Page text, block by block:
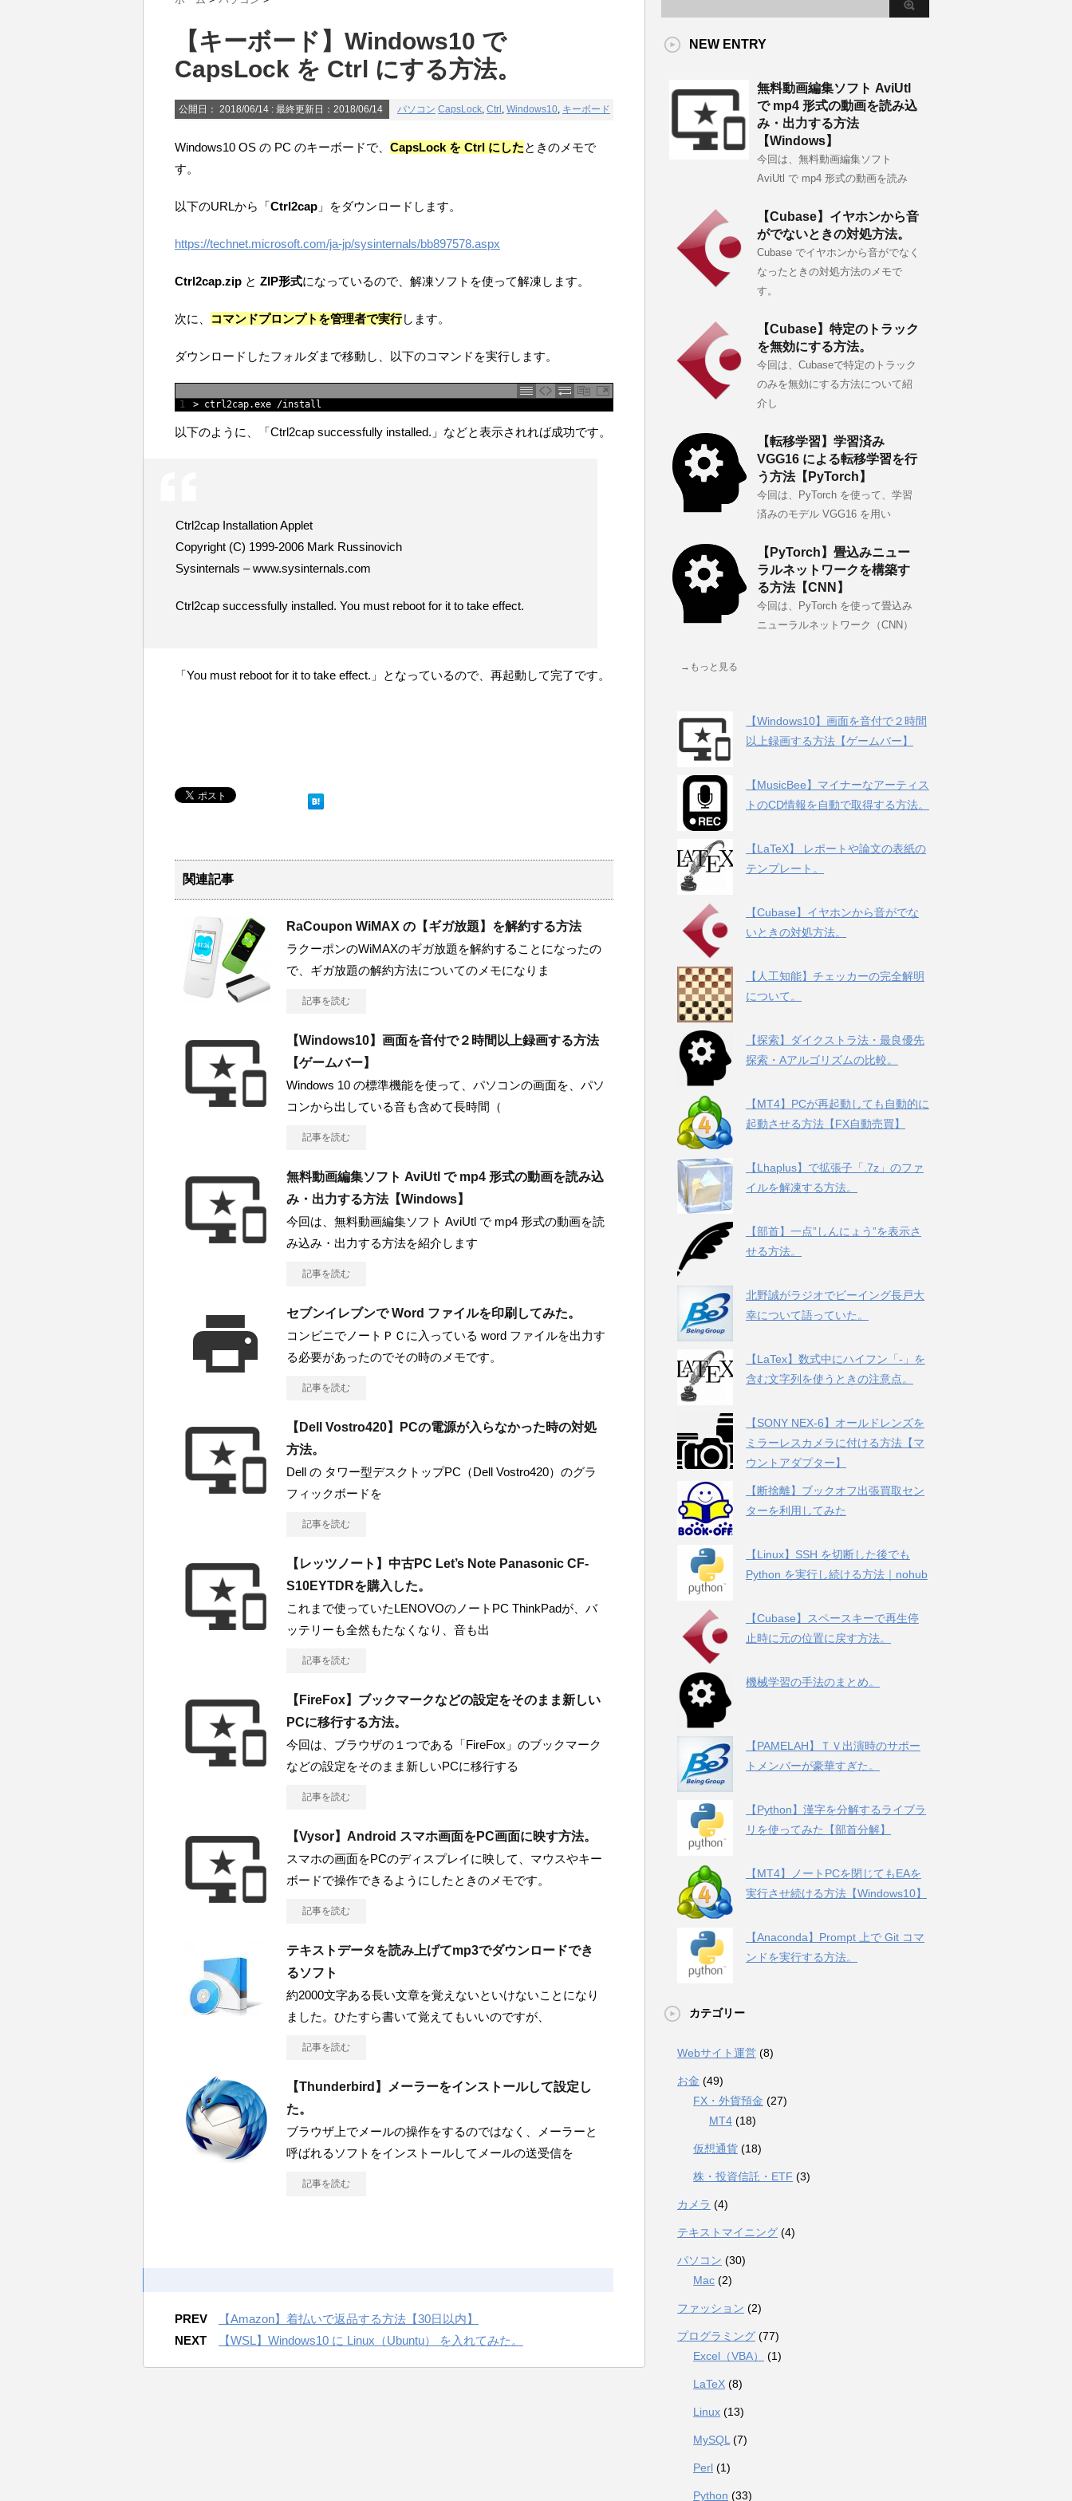
【キーボード】Windows10 で
CapsLock を Ctrl にする方法。
公開日： 2018/06/14 : 最終更新日：2018/06/14 パソコン CapsLock, Ctrl , Windows10, キーボード
Windows10 OS の PC のキーボードで、 CapsLock を Ctrl にしたときのメモで
す。
以下のURLから「Ctrl2cap 」をダウンロードします。
https://technet.microsoft.com/ja-jp/sysinternals/bb897578.aspx
Ctrl2cap.zip と ZIP形式になっているので、解凍ソフトを使って解凍します。
次に、 コマンドプロンプトを管理者で実行します。
ダウンロードしたフォルダまで移動し、以下のコマンドを実行します。
1 > ctrl2cap.exe /install
以下のように、「Ctrl2cap successfully installed.」などと表示されれば成功です。
Ctrl2cap Installation Applet
Copyright (C) 1999-2006 Mark Russinovich
Sysinternals – www.sysinternals.com
Ctrl2cap successfully installed. You must reboot for it to take effect.
「You must reboot for it to take effect.」となっているので、再起動して完了です。
関連記事
RaCoupon WiMAX の【ギガ放題】を解約する方法
ラクーポンのWiMAXのギガ放題を解約することになったの
で、ギガ放題の解約方法についてのメモになりま
記事を読む
【Windows10】画面を音付で２時間以上録画する方法
【ゲームバー】
Windows 10 の標準機能を使って、パソコンの画面を、パソ
コンから出している音も含めて長時間（
記事を読む
無料動画編集ソフト AviUtl で mp4 形式の動画を読み込
み・出力する方法【Windows】
今回は、無料動画編集ソフト AviUtl で mp4 形式の動画を読
み込み・出力する方法を紹介します
記事を読む
セブンイレブンで Word ファイルを印刷してみた。
コンビニでノートＰＣに入っている word ファイルを出力す
る必要があったのでその時のメモです。
記事を読む
【Dell Vostro420】PCの電源が入らなかった時の対処
方法。
Dell の タワー型デスクトップPC（Dell Vostro420）のグラ
フィックボードを
記事を読む
【レッツノート】中古PC Let’s Note Panasonic CF-
S10EYTDRを購入した。
これまで使っていたLENOVOのノートPC ThinkPadが、バ
ッテリーも全然もたなくなり、音も出
記事を読む
【FireFox】ブックマークなどの設定をそのまま新しい
PCに移行する方法。
今回は、ブラウザの１つである「FireFox」のブックマーク
などの設定をそのまま新しいPCに移行する
記事を読む
【Vysor】Android スマホ画面をPC画面に映す方法。
スマホの画面をPCのディスプレイに映して、マウスやキー
ボードで操作できるようにしたときのメモです。
記事を読む
テキストデータを読み上げてmp3でダウンロードでき
るソフト
約2000文字ある長い文章を覚えないといけないことになり
ました。ひたすら書いて覚えてもいいのですが、
記事を読む
【Thunderbird】メーラーをインストールして設定し
た。
ブラウザ上でメールの操作をするのではなく、メーラーと
呼ばれるソフトをインストールしてメールの送受信を
記事を読む
PREV
【Amazon】着払いで返品する方法【30日以内】
NEXT
【WSL】Windows10 に Linux（Ubuntu） を入れてみた。
NEW ENTRY
無料動画編集ソフト AviUtl
で mp4 形式の動画を読み込
み・出力する方法
【Windows】
今回は、無料動画編集ソフト
AviUtl で mp4 形式の動画を読み
【Cubase】イヤホンから音
がでないときの対処方法。
Cubase でイヤホンから音がでなく
なったときの対処方法のメモで
す。
【Cubase】特定のトラック
を無効にする方法。
今回は、Cubaseで特定のトラック
のみを無効にする方法について紹
介し
【転移学習】学習済み
VGG16 による転移学習を行
う方法【PyTorch】
今回は、PyTorch を使って、学習
済みのモデル VGG16 を用い
【PyTorch】畳込みニュー
ラルネットワークを構築す
る方法【CNN】
今回は、PyTorch を使って畳込み
ニューラルネットワーク（CNN）
→もっと見る
【Windows10】画面を音付で２時間
以上録画する方法【ゲームバー】
【MusicBee】マイナーなアーティス
トのCD情報を自動で取得する方法。
【LaTeX】 レポートや論文の表紙の
テンプレート。
【Cubase】イヤホンから音がでな
いときの対処方法。
【人工知能】チェッカーの完全解明
について。
【探索】ダイクストラ法・最良優先
探索・Aアルゴリズムの比較。
【MT4】PCが再起動しても自動的に
起動させる方法【FX自動売買】
【Lhaplus】で拡張子「.7z」のファ
イルを解凍する方法。
【部首】一点”しんにょう”を表示さ
せる方法。
北野誠がラジオでビーイング長戸大
幸について語っていた。
【LaTex】数式中にハイフン「-」を
含む文字列を使うときの注意点。
【SONY NEX-6】オールドレンズを
ミラーレスカメラに付ける方法【マ
ウントアダプター】
【断捨離】ブックオフ出張買取セン
ターを利用してみた
【Linux】SSH を切断した後でも
Python を実行し続ける方法｜nohub
【Cubase】スペースキーで再生停
止時に元の位置に戻す方法。
機械学習の手法のまとめ。
【PAMELAH】ＴＶ出演時のサポー
トメンバーが豪華すぎた。
【Python】漢字を分解するライブラ
リを使ってみた【部首分解】
【MT4】ノートPCを閉じてもEAを
実行させ続ける方法【Windows10】
【Anaconda】Prompt 上で Git コマ
ンドを実行する方法。
カテゴリー
Webサイト運営 (8)
お金 (49)
FX・外貨預金 (27)
MT4 (18)
仮想通貨 (18)
株・投資信託・ETF (3)
カメラ (4)
テキストマイニング (4)
パソコン (30)
Mac (2)
ファッション (2)
プログラミング (77)
Excel（VBA）
(1)
LaTeX (8)
Linux (13)
MySQL (7)
Perl (1)
Python (33)